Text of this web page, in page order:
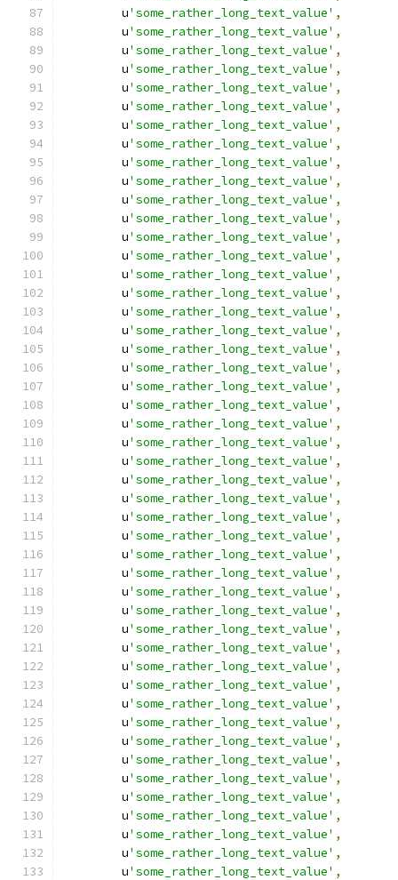
        u
'some_rather_long_text_value' ,
        u
'some_rather_long_text_value' ,
        u
'some_rather_long_text_value' ,
        u
'some_rather_long_text_value' ,
        u
'some_rather_long_text_value' ,
        u
'some_rather_long_text_value' ,
        u
'some_rather_long_text_value' ,
        u
'some_rather_long_text_value' ,
        u
'some_rather_long_text_value' ,
        u
'some_rather_long_text_value' ,
        u
'some_rather_long_text_value' ,
        u
'some_rather_long_text_value' ,
        u
'some_rather_long_text_value' ,
        u
'some_rather_long_text_value' ,
        u
'some_rather_long_text_value' ,
        u
'some_rather_long_text_value' ,
        u
'some_rather_long_text_value' ,
        u
'some_rather_long_text_value' ,
        u
'some_rather_long_text_value' ,
        u
'some_rather_long_text_value' ,
        u
'some_rather_long_text_value' ,
        u
'some_rather_long_text_value' ,
        u
'some_rather_long_text_value' ,
        u
'some_rather_long_text_value' ,
        u
'some_rather_long_text_value' ,
        u
'some_rather_long_text_value' ,
        u
'some_rather_long_text_value' ,
        u
'some_rather_long_text_value' ,
        u
'some_rather_long_text_value' ,
        u
'some_rather_long_text_value' ,
        u
'some_rather_long_text_value' ,
        u
'some_rather_long_text_value' ,
        u
'some_rather_long_text_value' ,
        u
'some_rather_long_text_value' ,
        u
'some_rather_long_text_value' ,
        u
'some_rather_long_text_value' ,
        u
'some_rather_long_text_value' ,
        u
'some_rather_long_text_value' ,
        u
'some_rather_long_text_value' ,
        u
'some_rather_long_text_value' ,
        u
'some_rather_long_text_value' ,
        u
'some_rather_long_text_value' ,
        u
'some_rather_long_text_value' ,
        u
'some_rather_long_text_value' ,
        u
'some_rather_long_text_value' ,
        u
'some_rather_long_text_value' ,
        u
'some_rather_long_text_value' ,